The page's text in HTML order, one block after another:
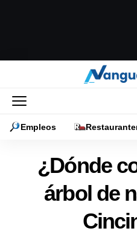
Empleos
¿Dónde
árbol de